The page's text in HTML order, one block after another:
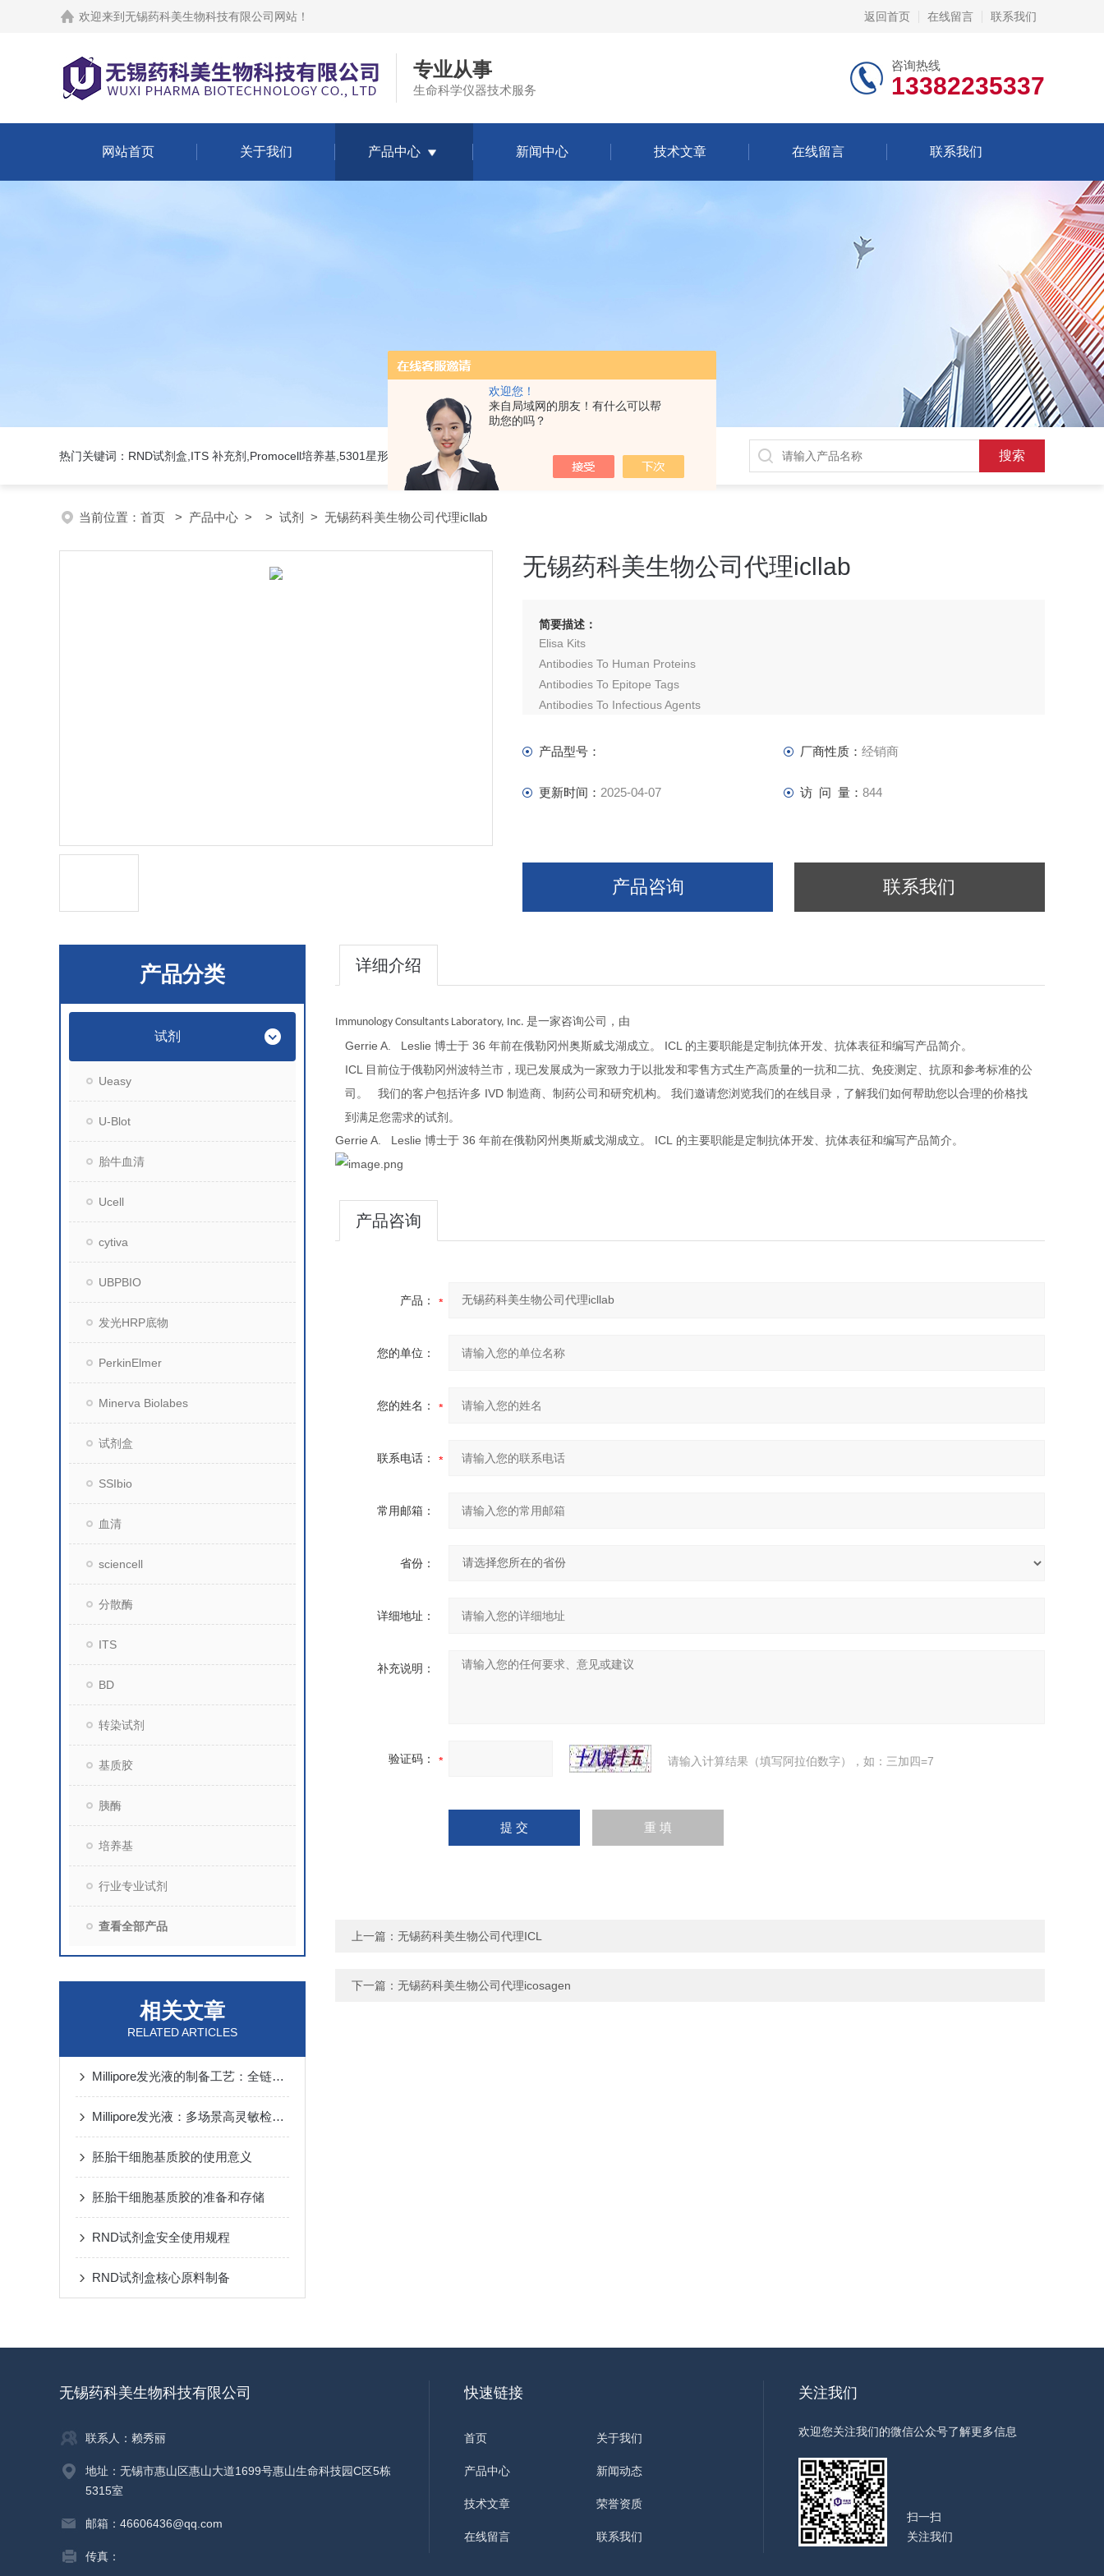
欢迎您！
来自局域网的朋友！有什么可以帮
助您的吗？
欢迎来到 无锡药科美生物科技有限公司网站 ！ 返回首页 在线留言 联系我们
专业从事
生命科学仪器技术服务
咨询热线
13382235337
网站首页 关于我们 产品中心 新闻中心 技术文章 在线留言 联系我们
热门关键词：RND试剂盒,ITS 补充剂,Promocell培养基,5301星形细胞培养基
当前位置： 首页 > 产品中心 > > 试剂 > 无锡药科美生物公司代理icllab
无锡药科美生物公司代理icllab
简要描述：
Elisa Kits
Antibodies To Human Proteins
Antibodies To Epitope Tags
Antibodies To Infectious Agents
Antibodies For Veterinary Diagnostics
产品型号： 厂商性质： 经销商
更新时间： 2025-04-07 访 问 量： 844
产品咨询 联系我们
产品分类
试剂
Ueasy
U-Blot
胎牛血清
Ucell
cytiva
UBPBIO
发光HRP底物
PerkinElmer
Minerva Biolabes
试剂盒
SSIbio
血清
sciencell
分散酶
ITS
BD
转染试剂
基质胶
胰酶
培养基
行业专业试剂
查看全部产品
相关文章
RELATED ARTICLES
Millipore发光液的制备工艺：全链路质控保障检测性能稳定
Millipore发光液：多场景高灵敏检测的核心试剂支撑
胚胎干细胞基质胶的使用意义
胚胎干细胞基质胶的准备和存储
RND试剂盒安全使用规程
RND试剂盒核心原料制备
详细介绍
Immunology Consultants Laboratory, Inc. 是一家咨询公司，由
Gerrie A. Leslie 博士于 36 年前在俄勒冈州奥斯威戈湖成立。 ICL 的主要职能是定制抗体开发、抗体表征和编写产品简介。
ICL
目前位于俄勒冈州波特兰市，现已发展成为一家致力于以批发和零售方式生产高质量的一抗和二抗、免疫测定、抗原和参考标准的公
司。
我们的客户包括许多 IVD 制造商、制药公司和研究机构。 我们邀请您浏览我们的在线目录，了解我们如何帮助您以合理的价格找
到满足您需求的试剂。
Gerrie A. Leslie 博士于 36 年前在俄勒冈州奥斯威戈湖成立。 ICL 的主要职能是定制抗体开发、抗体表征和编写产品简介。
产品咨询
产品：
您的单位：
您的姓名：
联系电话：
常用邮箱：
省份：
详细地址：
补充说明：
验证码： 请输入计算结果（填写阿拉伯数字），如：三加四=7
上一篇： 无锡药科美生物公司代理ICL
下一篇： 无锡药科美生物公司代理icosagen
无锡药科美生物科技有限公司
联系人：赖秀丽
地址：无锡市惠山区惠山大道1699号惠山生命科技园C区5栋
5315室
邮箱：46606436@qq.com
传真：
快速链接
首页 关于我们
产品中心 新闻动态
技术文章 荣誉资质
在线留言 联系我们
关注我们
欢迎您关注我们的微信公众号了解更多信息
扫一扫
关注我们